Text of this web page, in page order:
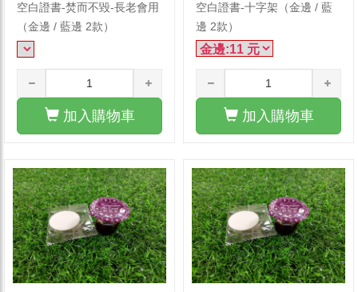
空白證書-焚而不毀-長老會用
（金邊 / 藍邊 2款）
加入購物車
空白證書-十字架（金邊 / 藍
邊 2款）
加入購物車